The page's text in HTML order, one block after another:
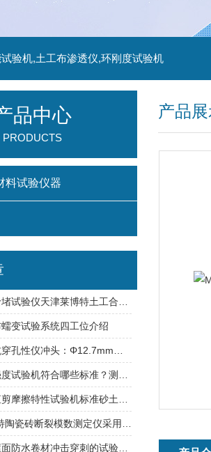
验机,土工布渗透仪,环刚度试验机
产品
品中心
PRODUCTS
料试验仪器
变试验系统四工位介绍